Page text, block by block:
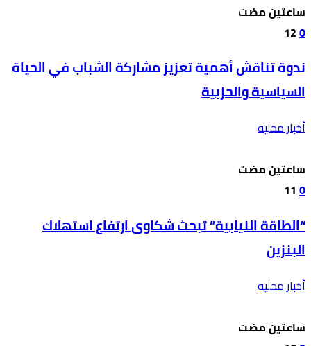
‫‫‫‏‫ساعتين مضت‬
0
12
ندوة تناقش أهمية تعزيز مشاركة الشباب في الحياة
السياسية والحزبية
أخبار محليه
‫‫‫‏‫ساعتين مضت‬
0
11
“الطاقة النيابية” تبحث شكاوى ارتفاع استهلاك
البنزين
أخبار محليه
‫‫‫‏‫ساعتين مضت‬